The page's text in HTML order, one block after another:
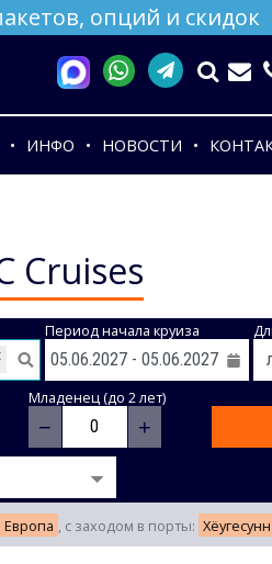
опций и скидок
ИНФО НОВОСТИ
Cruises
Период начала круиза
Младенец (до 2 лет)
− +
, с заходом в порты: Хёугесунн